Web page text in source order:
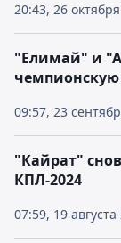
20:43, 26
09:57, 23
"Елимай" и
чемпионскую
07:59, 19 августа
"Кайрат"
КПЛ-2024